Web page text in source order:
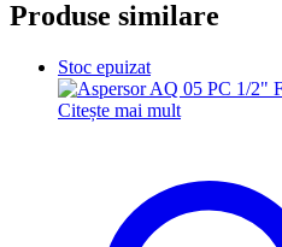
Produse similare
Stoc epuizat
Citește mai mult